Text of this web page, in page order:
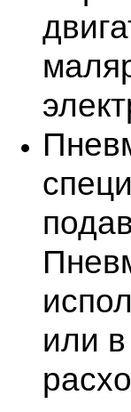
или